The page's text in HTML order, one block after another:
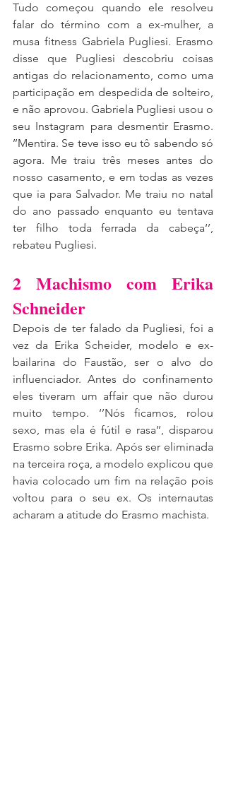
Tudo começou quando ele resolveu
falar do término com a ex-mulher, a
musa fitness Gabriela Pugliesi. Erasmo
disse que Pugliesi descobriu coisas
antigas do relacionamento, como uma
participação em despedida de solteiro,
e não aprovou. Gabriela Pugliesi usou o
seu Instagram para desmentir Erasmo.
’’Mentira. Se teve isso eu tô sabendo só
agora. Me traiu três meses antes do
nosso casamento, e em todas as vezes
que ia para Salvador. Me traiu no natal
do ano passado enquanto eu tentava
ter filho toda ferrada da cabeça‘’,
rebateu Pugliesi.
2 Machismo com Erika
Schneider
Depois de ter falado da Pugliesi, foi a
vez da Erika Scheider, modelo e ex-
bailarina do Faustão, ser o alvo do
influenciador. Antes do confinamento
eles tiveram um affair que não durou
muito tempo. ‘’Nós ficamos, rolou
sexo, mas ela é fútil e rasa’’, disparou
Erasmo sobre Erika. Após ser eliminada
na terceira roça, a modelo explicou que
havia colocado um fim na relação pois
voltou para o seu ex. Os internautas
acharam a atitude do Erasmo machista.